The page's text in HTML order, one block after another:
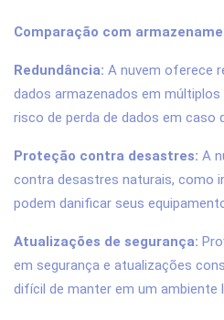
Comparação com
Redundância: A nuvem oferece
dados armazenados em
risco de perda de dados em caso
Proteção contra desastres: A
contra desastres naturais, como
podem danificar seus
Atualizações de segurança:
em segurança e atualizações
difícil de manter em um ambiente